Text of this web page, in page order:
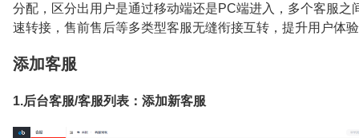
分配，区分出用户是通过移动端还是PC端进入，多个客服之
速转接，售前售后等多类型客服无缝衔接互转，提升用户体
添加客服
1.后台客服/客服列表：添加新客服